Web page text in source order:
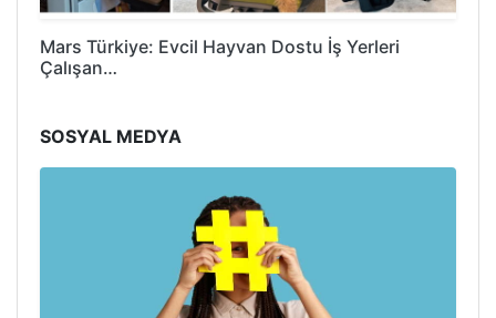
Mars Türkiye: Evcil Hayvan Dostu İş Yerleri
Çalışan…
SOSYAL MEDYA